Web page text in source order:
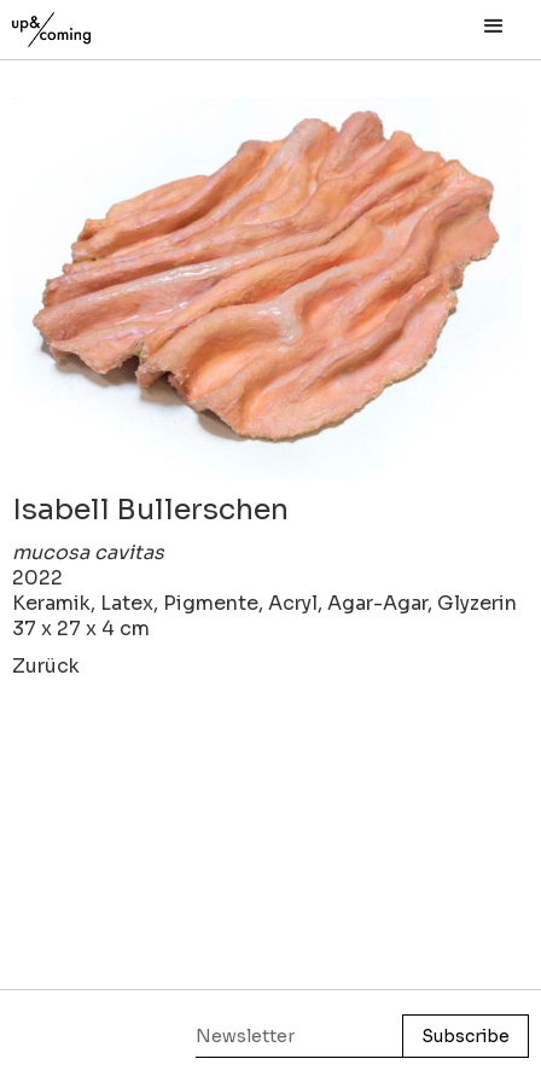
Isabell Bullerschen
mucosa cavitas
2022
Keramik, Latex, Pigmente, Acryl, Agar-Agar, Glyzerin
37 x 27 x 4 cm
Zurück